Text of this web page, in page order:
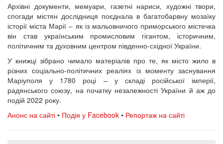
Архівні документи, мемуари, газетні нариси, художні твори,
спогади містян дослідниця поєднала в багатобарвну мозаїку
історії міста Марії – як із мальовничого приморського містечка
він став українським промисловим гігантом, історичним,
політичним та духовним центром південно-східної України.
У книжці зібрано чимало матеріалів про те, як місто жило в
різних соціально-політичних реаліях із моменту заснування
Маріуполя у 1780 році – у складі російської імперії,
радянського союзу, на початку незалежності України й аж до
подій 2022 року.
Анонс на сайті • Подія у Facebook • Репортаж на сайті